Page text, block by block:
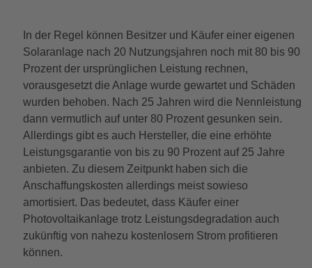
In der Regel können Besitzer und Käufer einer eigenen
Solaranlage nach 20 Nutzungsjahren noch mit 80 bis 90
Prozent der ursprünglichen Leistung rechnen,
vorausgesetzt die Anlage wurde gewartet und Schäden
wurden behoben. Nach 25 Jahren wird die Nennleistung
dann vermutlich auf unter 80 Prozent gesunken sein.
Allerdings gibt es auch Hersteller, die eine erhöhte
Leistungsgarantie von bis zu 90 Prozent auf 25 Jahre
anbieten. Zu diesem Zeitpunkt haben sich die
Anschaffungskosten allerdings meist sowieso
amortisiert. Das bedeutet, dass Käufer einer
Photovoltaikanlage trotz Leistungsdegradation auch
zukünftig von nahezu kostenlosem Strom profitieren
können.